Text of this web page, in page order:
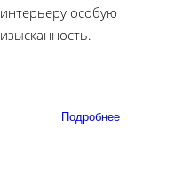
интерьеру особую
изысканность.
Подробнее